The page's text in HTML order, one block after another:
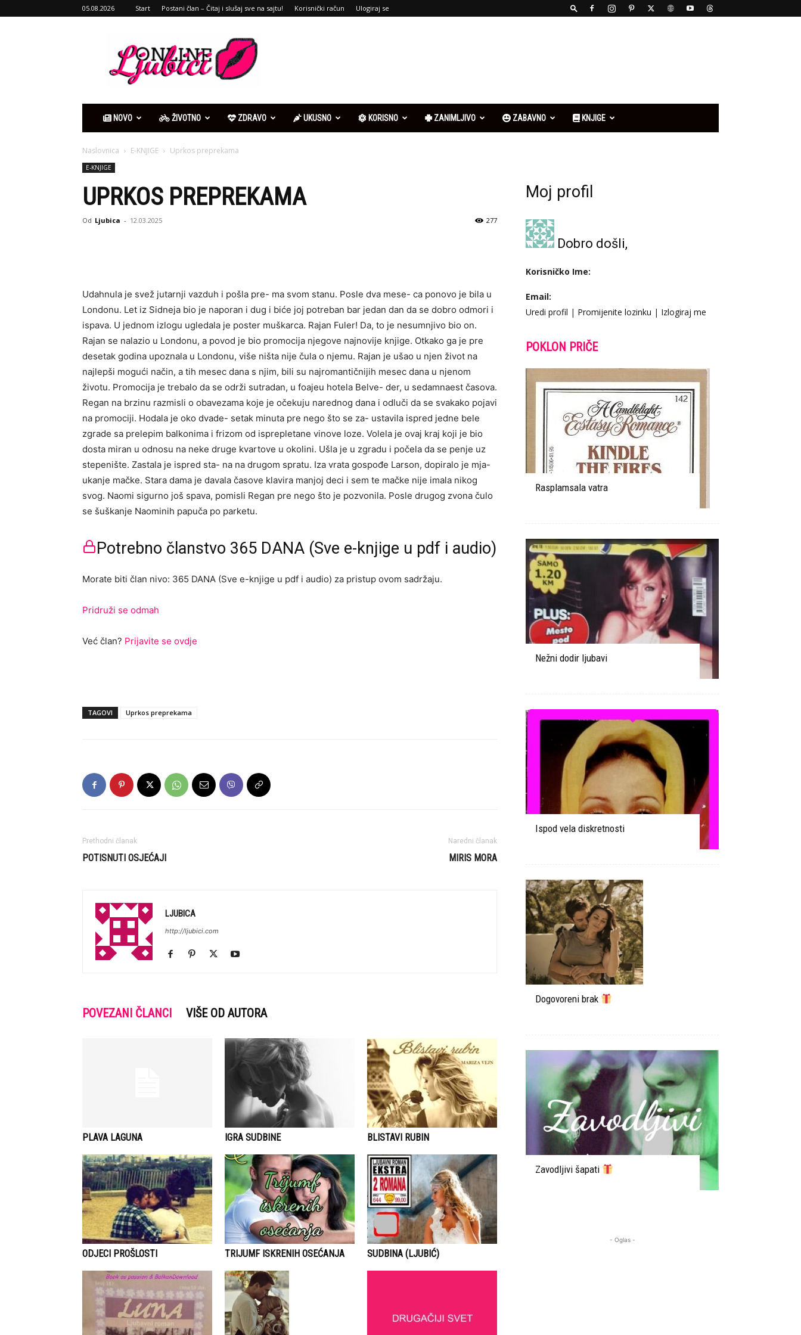
05.08.2026 Start Postani član – Čitaj i slušaj sve na sajtu! Korisnički račun Ulogiraj se
online
NOVO ŽIVOTNO ZDRAVO UKUSNO KORISNO ZANIMLJIVO ZABAVNO KNJIGE
Naslovnica E-KNJIGE Uprkos preprekama
E-KNJIGE
UPRKOS PREPREKAMA
Od Ljubica - 12.03.2025 277
Udahnula je svež jutarnji vazduh i pošla pre- ma svom stanu. Posle dva mese- ca ponovo je bila u
Londonu. Let iz Sidneja bio je naporan i dug i biće joj potreban bar jedan dan da se dobro odmori i
ispava. U jednom izlogu ugledala je poster muškarca. Rajan Fuler! Da, to je nesumnjivo bio on.
Rajan se nalazio u Londonu, a povod je bio promocija njegove najnovije knjige. Otkako ga je pre
desetak godina upoznala u Londonu, više ništa nije čula o njemu. Rajan je ušao u njen život na
najlepši mogući način, a tih mesec dana s njim, bili su najromantičnijih mesec dana u njenom
životu. Promocija je trebalo da se održi sutradan, u foajeu hotela Belve- der, u sedamnaest časova.
Regan na brzinu razmisli o obavezama koje je očekuju narednog dana i odluči da se svakako pojavi
na promociji. Hodala je oko dvade- setak minuta pre nego što se za- ustavila ispred jedne bele
zgrade sa prelepim balkonima i frizom od isprepletane vinove loze. Volela je ovaj kraj koji je bio
dosta miran u odnosu na neke druge kvartove u okolini. Ušla je u zgradu i počela da se penje uz
stepenište. Zastala je ispred sta- na na drugom spratu. Iza vrata gospođe Larson, dopiralo je mja-
ukanje mačke. Stara dama je davala časove klavira manjoj deci i sem te mačke nije imala nikog
svog. Naomi sigurno još spava, pomisli Regan pre nego što je pozvonila. Posle drugog zvona čulo
se šuškanje Naominih papuča po parketu.
Potrebno članstvo 365 DANA (Sve e-knjige u pdf i audio)
Morate biti član nivo: 365 DANA (Sve e-knjige u pdf i audio) za pristup ovom sadržaju.
Pridruži se odmah
Već član? Prijavite se ovdje
TAGOVI Uprkos preprekama
Prethodni članak
POTISNUTI OSJEĆAJI
Naredni članak
MIRIS MORA
LJUBICA
http://ljubici.com
POVEZANI ČLANCI VIŠE OD AUTORA
PLAVA LAGUNA IGRA SUDBINE BLISTAVI RUBIN
ODJECI PROŠLOSTI TRIJUMF ISKRENIH OSEĆANJA SUDBINA (LJUBIĆ)
Moj profil
Dobro došli,
Korisničko Ime:
Email:
Uredi profil | Promijenite lozinku | Izlogiraj me
POKLON PRIČE
Rasplamsala vatra
Nežni dodir ljubavi
Ispod vela diskretnosti
Dogovoreni brak
Zavodljivi šapati
- Oglas -